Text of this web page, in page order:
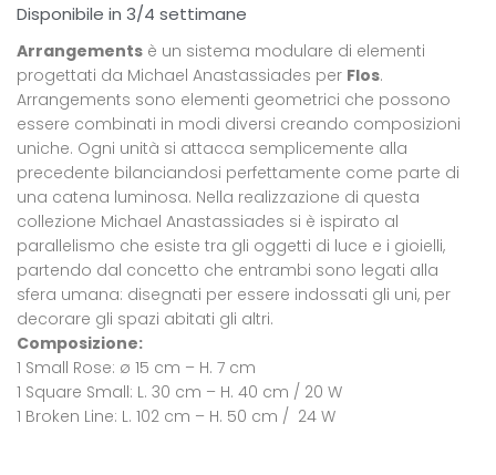
Disponibile in 3/4 settimane
Arrangements è un sistema modulare di elementi
progettati da Michael Anastassiades per Flos.
Arrangements sono elementi geometrici che possono
essere combinati in modi diversi creando composizioni
uniche. Ogni unità si attacca semplicemente alla
precedente bilanciandosi perfettamente come parte di
una catena luminosa. Nella realizzazione di questa
collezione Michael Anastassiades si è ispirato al
parallelismo che esiste tra gli oggetti di luce e i gioielli,
partendo dal concetto che entrambi sono legati alla
sfera umana: disegnati per essere indossati gli uni, per
decorare gli spazi abitati gli altri.
Composizione:
1 Small Rose: ø 15 cm – H. 7 cm
1 Square Small: L. 30 cm – H. 40 cm / 20 W
1 Broken Line: L. 102 cm – H. 50 cm / 24 W